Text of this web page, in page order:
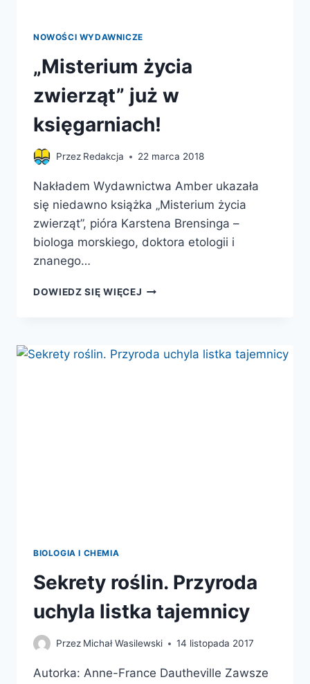
NOWOŚCI WYDAWNICZE
„Misterium życia
zwierząt” już w
księgarniach!
Przez Redakcja 22 marca 2018
Nakładem Wydawnictwa Amber ukazała
się niedawno książka „Misterium życia
zwierząt”, pióra Karstena Brensinga –
biologa morskiego, doktora etologii i
znanego…
DOWIEDZ SIĘ WIĘCEJ „MISTERIUM
W
KSIĘGARNIACH!
BIOLOGIA I CHEMIA
Sekrety roślin. Przyroda
uchyla listka tajemnicy
Przez Michał Wasilewski 14 listopada 2017
Autorka: Anne-France Dautheville Zawsze